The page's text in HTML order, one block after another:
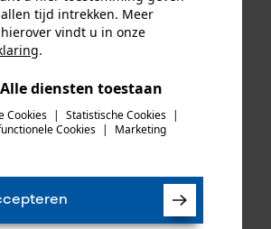
half
74
stuks
Oregon ringtandwiel 325, 7
tanden incl. aandrijfring bijv.
geschikt voor Husqvarna
tijd intrekken. Meer
vindt u in onze
.
Alle diensten toestaan
Cookies | Statistische Cookies |
Cookies |
Marketing
fout opgetreden. Gelieve
te proberen.